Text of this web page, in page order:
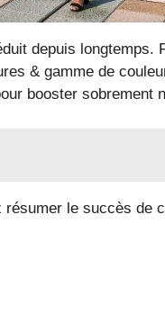
depuis longtemps.
& gamme de
booster sobrement
le succès de